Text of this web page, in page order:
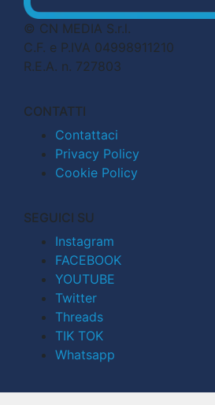
© CN MEDIA S.r.l.
C.F. e P.IVA 04998911210
R.E.A. n. 727803
CONTATTI
Contattaci
Privacy Policy
Cookie Policy
SEGUICI SU
Instagram
FACEBOOK
YOUTUBE
Twitter
Threads
TIK TOK
Whatsapp